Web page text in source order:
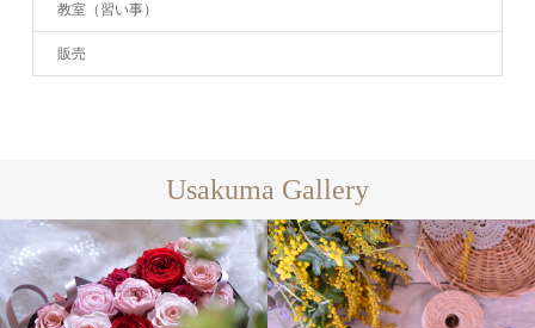
教室（習い事）
販売
Usakuma Gallery